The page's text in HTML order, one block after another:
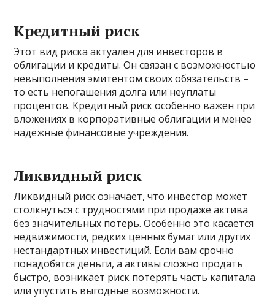
Кредитный риск
Этот вид риска актуален для инвесторов в
облигации и кредиты. Он связан с возможностью
невыполнения эмитентом своих обязательств –
то есть непогашения долга или неуплаты
процентов. Кредитный риск особенно важен при
вложениях в корпоративные облигации и менее
надежные финансовые учреждения.
Ликвидный риск
Ликвидный риск означает, что инвестор может
столкнуться с трудностями при продаже актива
без значительных потерь. Особенно это касается
недвижимости, редких ценных бумаг или других
нестандартных инвестиций. Если вам срочно
понадобятся деньги, а активы сложно продать
быстро, возникает риск потерять часть капитала
или упустить выгодные возможности.